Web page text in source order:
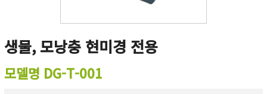
생물, 모낭충 현미경 전용
모델명 DG-T-001